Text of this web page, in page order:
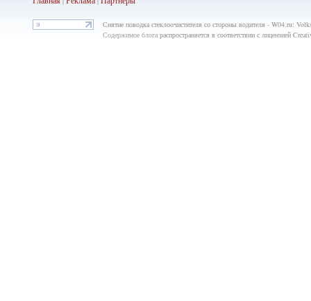
Снятие поводка стеклоочистителя со стороны водителя - W04.ru:
Содержимое блогараспространяется в соответствии с лицензией